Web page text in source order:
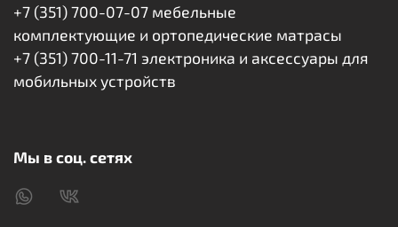
+7 (351) 700-07-07 мебельные
комплектующие и ортопедические матрасы
+7 (351) 700-11-71 электроника и аксессуары для
мобильных устройств
Мы в соц. сетях